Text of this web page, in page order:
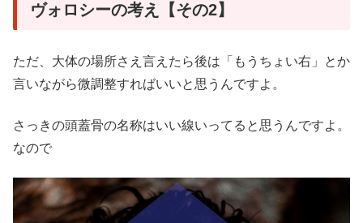
ヴォロシーの考え【その2】
ただ、大体の場所さえ言えたら後は「もうちょい右」とか
言いながら微調整すればいいと思うんですよ。
さっきの頭蓋骨の名称はいい線いってると思うんですよ。
なので